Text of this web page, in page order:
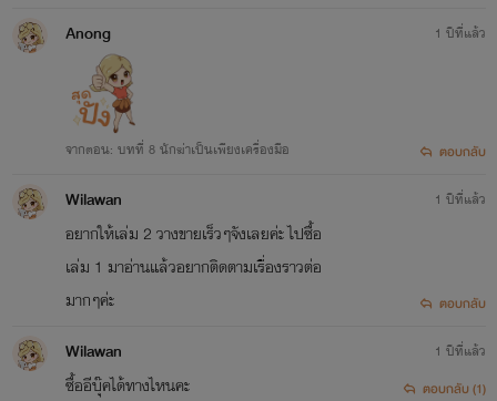
Anong
จากตอน: บทที่ 8 นักฆ่าเป็นเพียงเครื่องมือ
1 ปีที่แล้ว
ตอบกลับ
Wilawan
อยากให้เล่ม 2 วางขายเร็วๆจังเลยค่ะ ไปซื้อ
เล่ม 1 มาอ่านแล้วอยากติดตามเรื่องราวต่อ
มากๆค่ะ
1 ปีที่แล้ว
ตอบกลับ
Wilawan
ซื้ออีบุ๊คได้ทางไหนคะ
1 ปีที่แล้ว
ตอบกลับ (1)